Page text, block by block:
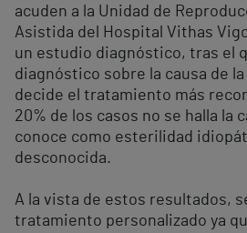
acuden a la Unidad de
Asistida del Hospital Vithas
un estudio diagnóstico, tras el
diagnóstico sobre la causa de
decide el tratamiento más
20% de los casos no se halla la
conoce como esterilidad
desconocida.
A la vista de estos resultados,
tratamiento personalizado ya